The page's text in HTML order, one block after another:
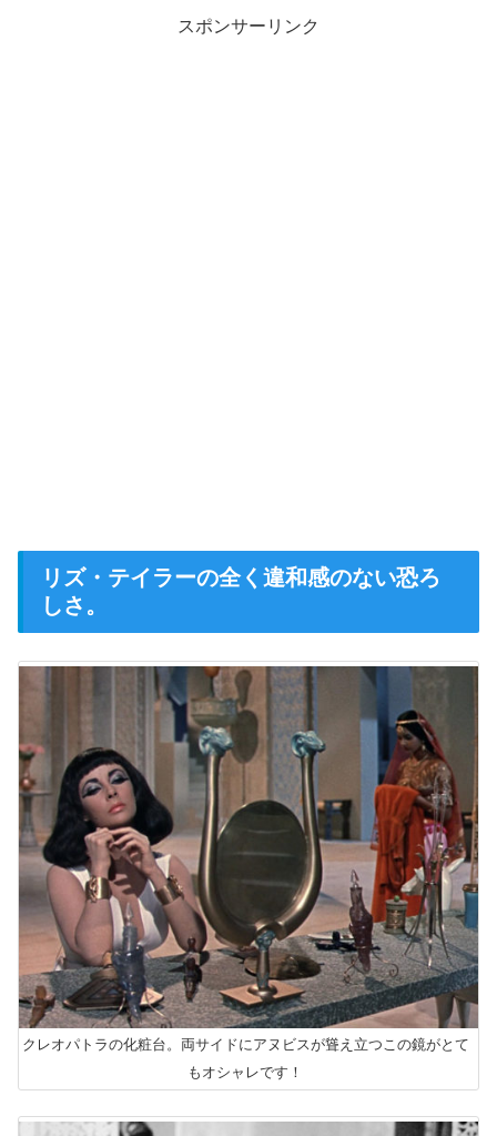
スポンサーリンク
リズ・テイラーの全く違和感のない恐ろ
しさ。
クレオパトラの化粧台。両サイドにアヌビスが聳え立つこの鏡がとて
もオシャレです！